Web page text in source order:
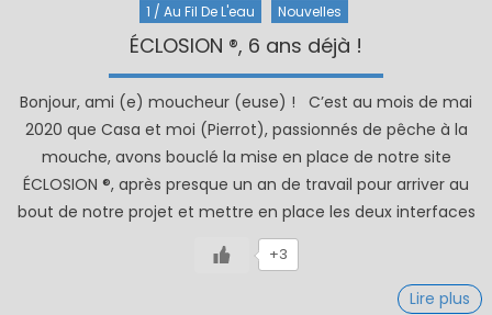
1 / Au Fil De L'eau Nouvelles
ÉCLOSION ®, 6 ans déjà !
Bonjour, ami (e) moucheur (euse) ! C’est au mois de mai
2020 que Casa et moi (Pierrot), passionnés de pêche à la
mouche, avons bouclé la mise en place de notre site
ÉCLOSION ®, après presque un an de travail pour arriver au
bout de notre projet et mettre en place les deux interfaces
+3
Lire plus